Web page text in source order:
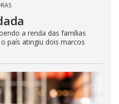
a renda das famílias
país atingiu dois marcos